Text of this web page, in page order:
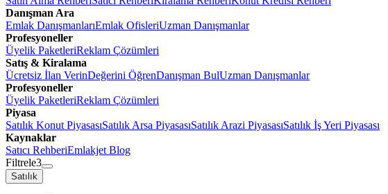
Danışman Ara
Emlak DanışmanlarıEmlak OfisleriUzman Danışmanlar
Profesyoneller
Üyelik PaketleriReklam Çözümleri
Satış & Kiralama
Ücretsiz İlan VerinDeğerini ÖğrenDanışman BulUzman Danışmanlar
Profesyoneller
Üyelik PaketleriReklam Çözümleri
Piyasa
Satılık Konut PiyasasıSatılık Arsa PiyasasıSatılık Arazi PiyasasıSatılık İş Yeri Piyasası
Kaynaklar
Satıcı RehberiEmlakjet Blog
Filtrele3
Satılık